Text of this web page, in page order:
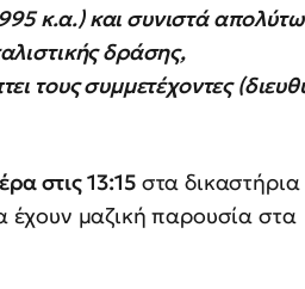
κ.α.) και συνιστά
δράσης,
τους συμμετέχοντες
στις 13:15 στα δικαστήρια
έχουν μαζική παρουσία στα